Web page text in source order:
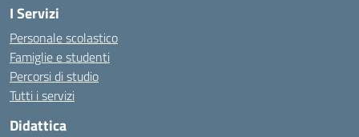
I Servizi
Personale scolastico
Famiglie e studenti
Percorsi di studio
Tutti i servizi
Didattica